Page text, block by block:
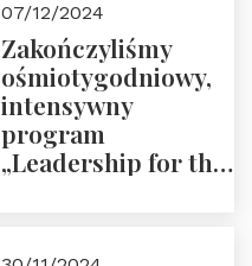
ZAPRASZAMY
07/12/2024
Zakończyliśmy
ośmiotygodniowy,
intensywny
program
„Leadership for the